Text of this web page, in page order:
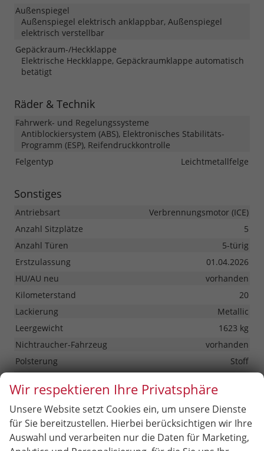
Außenspiegel
Außenspiegel elektrisch anklappbar, Außenspiegel
elektrisch verstellbar
Gepäckraum-/Heckklappe
Elektrische Heckklappe, Gepäckraumklappe automatisch
betätigt
Räder & Technik
Fahrwerk- und Regelungssysteme
Antiblockiersystem (ABS), Elektronisches Stabilitäts-
Programm (ESP), Reifendruckkontrolle
Felgentyp
Leichtmetallfelge
Sonstiges
Antriebsart
Verbrennungsmotor (ICE)
Anzahl Sitzplätze
5
Anzahl Türen
5-türig
Erstzulassung
01.04.2026
HU/AU neu
vorhanden
Kilometerstand
20
Lackierung
Metallic
Leergewicht
1623 kg
Nichtraucher-Fahrzeug
vorhanden
Polsterung
Stoff
Zustand
unfallfrei
Zustand, Beschaffenheit
Scheckheftgepflegt
Zustand, Fahrfähigkeit
fahrtauglich
Wir respektieren Ihre Privatsphäre
Unsere Website setzt Cookies ein, um unsere Dienste
für Sie bereitzustellen. Hierbei berücksichtigen wir Ihre
Auswahl und verarbeiten nur die Daten für Marketing,